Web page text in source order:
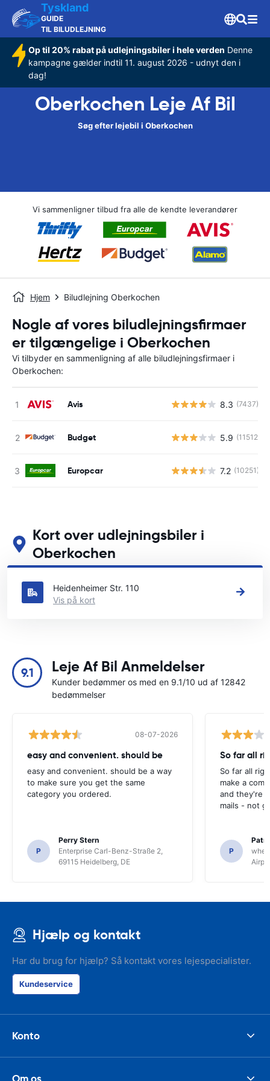
Tyskland
GUIDE
TIL BILUDLEJNING
Op til 20% rabat på udlejningsbiler i hele verden Denne
kampagne gælder indtil 11. august 2026 - udnyt den i
dag!
Oberkochen Leje Af Bil
Søg efter lejebil i Oberkochen
Vi sammenligner tilbud fra alle de kendte leverandører
Hjem Biludlejning Oberkochen
Nogle af vores biludlejningsfirmaer
er tilgængelige i Oberkochen
Vi tilbyder en sammenligning af alle biludlejningsfirmaer i
Oberkochen:
Avis 8.3 (7437)
Budget 5.9 (11512)
Europcar 7.2 (10251)
Kort over udlejningsbiler i
Oberkochen
Se vores vigtigste biludlejningssteder i Oberkochen
Heidenheimer Str. 110
Vis på kort
9.1 Leje Af Bil Anmeldelser
Kunder bedømmer os med en 9.1/10 ud af 12842
bedømmelser
08-07-2026
easy and convenient. should be
easy and convenient. should be a way
to make sure you get the same
category you ordered.
P
Perry Stern
Enterprise Carl-Benz-Straße 2,
69115 Heidelberg, DE
So far all
So far all
make a
and they're
mails - not
P
Hjælp og kontakt
Har du brug for hjælp? Så kontakt vores lejespecialister.
Kundeservice
Konto
Om os